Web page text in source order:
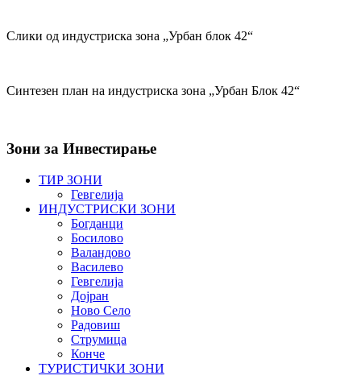
Слики од индустриска зона „Урбан блок 42“
Синтезен план на индустриска зона „Урбан Блок 42“
Зони за Инвестирање
ТИР ЗОНИ
Гевгелија
ИНДУСТРИСКИ ЗОНИ
Богданци
Босилово
Валандово
Василево
Гевгелија
Дојран
Ново Село
Радовиш
Струмица
Конче
ТУРИСТИЧКИ ЗОНИ